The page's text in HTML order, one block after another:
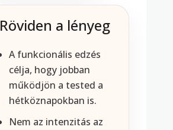
Röviden a lényeg
A funkcionális edzés
célja, hogy jobban
működjön a tested a
hétköznapokban is.
Nem az intenzitás az